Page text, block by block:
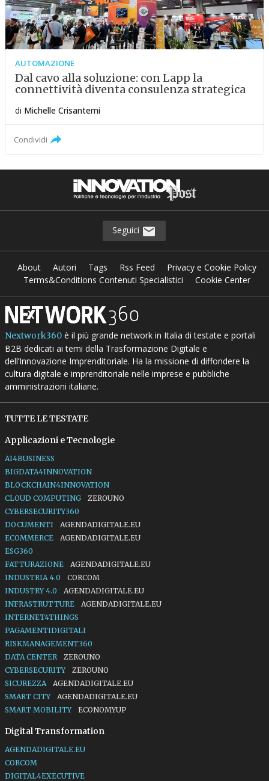
AUTOMAZIONE
Dal cavo alla soluzione: con Lapp la
connettività diventa consulenza strategica
di Michelle Crisantemi
Condividi
Seguici
About Autori Tags Rss Feed
Privacy e Cookie Policy
Terms&Conditions Contenuti Specialistici
Cookie Center
Nextwork360è il più grande network in Italia di testate e portali
B2B dedicati ai temi della Trasformazione Digitale e
dell’Innovazione Imprenditoriale. Ha la missione di diffondere la
cultura digitale e imprenditoriale nelle imprese e pubbliche
amministrazioni italiane.
TUTTE LE TESTATE
Applicazioni e Tecnologie
AI4BUSINESS
BIGDATA4INNOVATION
BLOCKCHAIN4INNOVATION
CLOUD COMPUTING
ZEROUNO
CYBERSECURITY360
DOCUMENTI
AGENDADIGITALE.EU
ECOMMERCE
AGENDADIGITALE.EU
ESG360
FATTURAZIONE
AGENDADIGITALE.EU
INDUSTRIA 4.0
CORCOM
INDUSTRY 4.0
AGENDADIGITALE.EU
INFRASTRUTTURE
AGENDADIGITALE.EU
INTERNET4THINGS
PAGAMENTIDIGITALI
RISKMANAGEMENT360
DATA CENTER
ZEROUNO
CYBERSECURITY
ZEROUNO
SICUREZZA
AGENDADIGITALE.EU
SMART CITY
AGENDADIGITALE.EU
SMART MOBILITY
ECONOMYUP
Digital Transformation
AGENDADIGITALE.EU
CORCOM
DIGITAL4EXECUTIVE